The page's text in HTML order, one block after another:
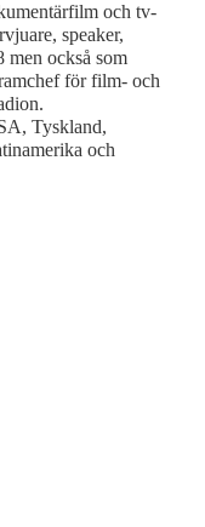
och tv-
speaker,
också som
för film- och
Tyskland,
och